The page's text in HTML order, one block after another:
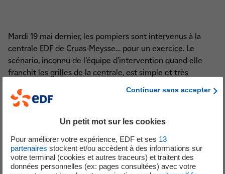
Mardi 19 mai dernier, les pompiers sont intervenus à la
centrale EDF de Cruas-Meysse… pour un exercice. Le
scénario, inconnu de l’équipe d’intervention quand elle
franchit les grilles de la centrale, est simple et très
conditionnement des matériaux qui vont être transportés
en dehors de la centrale. Pour l’exercice, celui-ci est
complètement enfumé.
En coordination avec l’équipe EDF, les pompiers déploient
leurs lances à incendie. Une personne manque également
à l’appel ; il faut le retrouver au milieu de la fumée.
Continuer sans accepter
Un petit mot sur les cookies
Pour améliorer votre expérience, EDF et ses 13
partenaires stockent et/ou accèdent à des informations sur
votre terminal (cookies et autres traceurs) et traitent des
données personnelles (ex: pages consultées) avec votre